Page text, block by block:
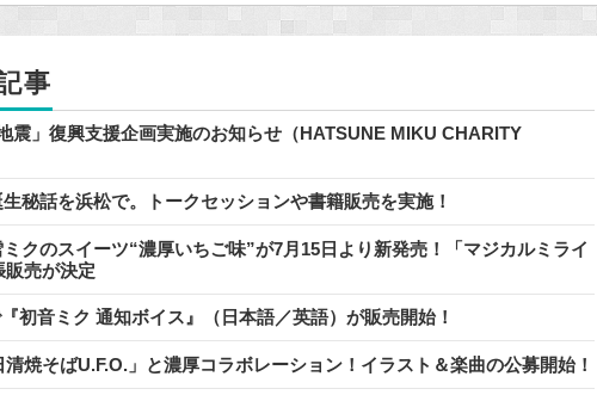
事
震」復興支援企画実施のお知らせ（HATSUNE MIKU CHARITY
生秘話を浜松で。トークセッションや書籍販売を実施！
クのスイーツ“濃厚いちご味”が7月15日より新発売！「マジカルミライ
販売が決定
初音ミク 通知ボイス』（日本語／英語）が販売開始！
焼そばU.F.O.」と濃厚コラボレーション！イラスト＆楽曲の公募開始！